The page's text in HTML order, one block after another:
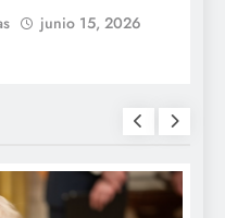
junio 15, 2026